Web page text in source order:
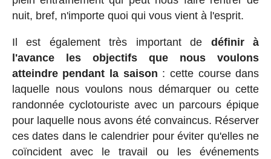
nuit, bref, n'importe quoi qui vous vient à l'esprit.
Il est également très important de définir à
l'avance les objectifs que nous voulons
atteindre pendant la saison : cette course dans
laquelle nous voulons nous démarquer ou cette
randonnée cyclotouriste avec un parcours épique
pour laquelle nous avons été convaincus. Réserver
ces dates dans le calendrier pour éviter qu'elles ne
coïncident avec le travail ou les événements